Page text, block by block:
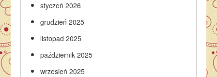
styczeń 2026
grudzień 2025
listopad 2025
październik 2025
wrzesień 2025